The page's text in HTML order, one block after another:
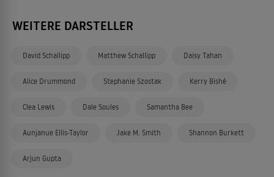
WEITERE DARSTELLER
David Schallipp Matthew Schallipp Daisy Tahan
Alice Drummond Stephanie Szostak Kerry Bishé
Clea Lewis Dale Soules Samantha Bee
Aunjanue Ellis-Taylor Jake M. Smith Shannon Burkett
Arjun Gupta